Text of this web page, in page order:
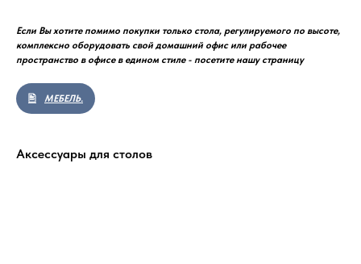
Если Вы хотите помимо покупки только стола, регулируемого по высоте,
комплексно оборудовать свой домашний офис или рабочее
пространство в офисе в едином стиле - посетите нашу страницу
МЕБЕЛЬ.
Аксессуары для столов